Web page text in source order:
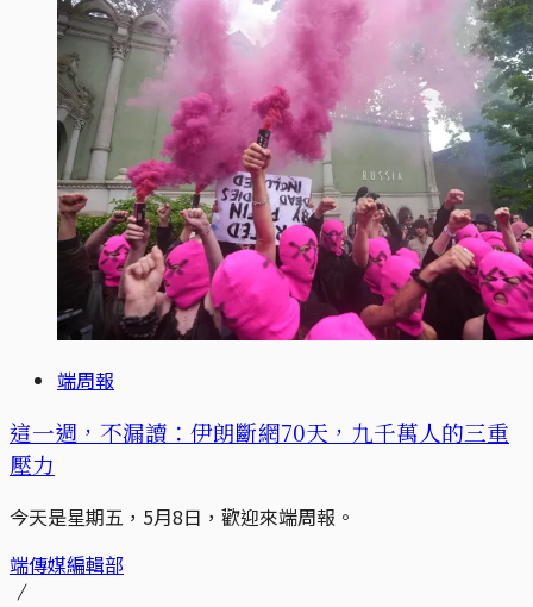
端周報
這一週，不漏讀：伊朗斷網70天，九千萬人的三重
壓力
今天是星期五，5月8日，歡迎來端周報。
端傳媒編輯部